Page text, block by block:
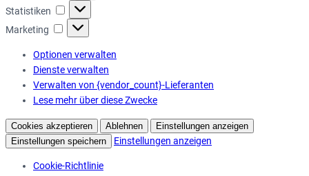
Statistiken Statistiken
Marketing Marketing
Optionen verwalten
Dienste verwalten
Verwalten von {vendor_count}-Lieferanten
Lese mehr über diese Zwecke
Cookies akzeptieren Ablehnen
Einstellungen anzeigen
Einstellungen speichern
Einstellungen anzeigen
Cookie-Richtlinie